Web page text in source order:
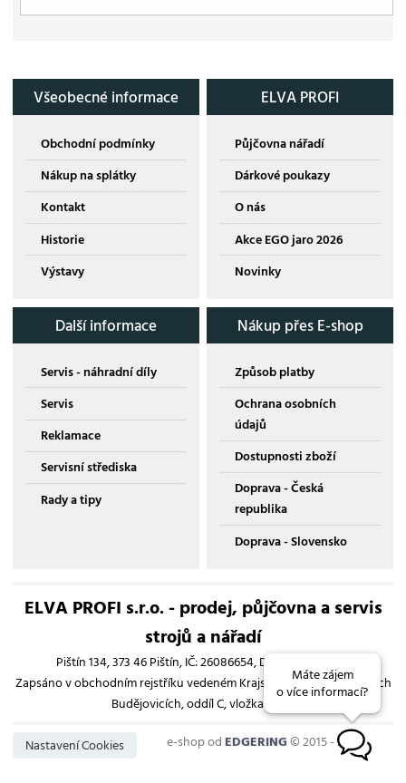
Všeobecné informace
Obchodní podmínky
Nákup na splátky
Kontakt
Historie
Výstavy
ELVA PROFI
Půjčovna nářadí
Dárkové poukazy
O nás
Akce EGO jaro 2026
Novinky
Další informace
Servis - náhradní díly
Servis
Reklamace
Servisní střediska
Rady a tipy
Nákup přes E-shop
Způsob platby
Ochrana osobních
údajů
Dostupnosti zboží
Doprava - Česká
republika
Doprava - Slovensko
ELVA PROFI s.r.o. - prodej, půjčovna a servis
strojů a nářadí
Pištín 134, 373 46 Pištín, IČ: 26086654, DIČ: CZ26086654
Zapsáno v obchodním rejstříku vedeném Krajským soudem v Českých
Budějovicích, oddíl C, vložka 13193
Nastavení Cookies e-shop odEDGERING© 2015 - 2026
Máte zájem
o více informací?
B